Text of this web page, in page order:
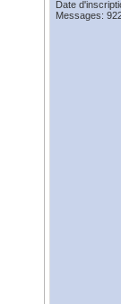
Date
Messages: